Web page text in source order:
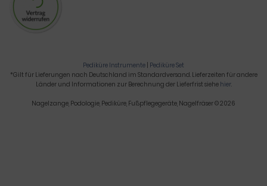
Pediküre Instrumente | Pediküre Set
*Gilt für Lieferungen nach Deutschland im Standardversand. Lieferzeiten für andere
Länder und Informationen zur Berechnung der Lieferfrist siehe hier.
Nagelzange, Podologie, Pediküre, Fußpflegegeräte, Nagelfräser © 2026